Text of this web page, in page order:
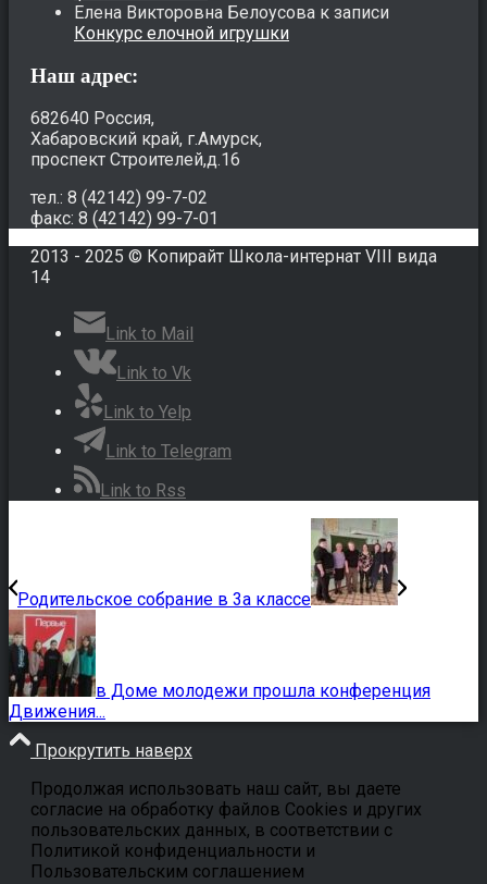
Елена Викторовна Белоусова к записи
Конкурс елочной игрушки
Наш адрес:
682640 Россия,
Хабаровский край, г.Амурск,
проспект Строителей,д.16
тел.: 8 (42142) 99-7-02
факс: 8 (42142) 99-7-01
2013 - 2025 © Копирайт Школа-интернат VIII вида
14
Link to Mail
Link to Vk
Link to Yelp
Link to Telegram
Link to Rss
Родительское собрание в 3а классе
в Доме молодежи прошла конференция
Движения...
Прокрутить наверх
Продолжая использовать наш сайт, вы даете
согласие на обработку файлов Cookies и других
пользовательских данных, в соответствии с
Политикой конфиденциальности и
Пользовательским соглашением